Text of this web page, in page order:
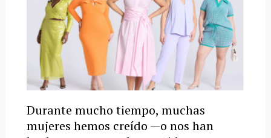
Durante mucho tiempo, muchas
mujeres hemos creído —o nos han